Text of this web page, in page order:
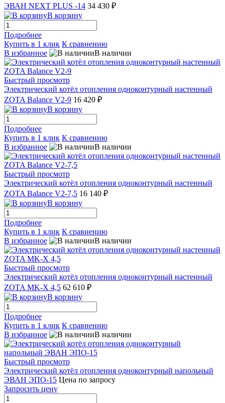
ЭВАН NEXT PLUS -14 34 430 ₽
В корзину
Подробнее
Купить в 1 клик К сравнению
В избранное
В наличии
Быстрый просмотр
Электрический котёл отопления одноконтурный настенный
ZOTA Balance V2-9 16 420 ₽
В корзину
Подробнее
Купить в 1 клик К сравнению
В избранное
В наличии
Быстрый просмотр
Электрический котёл отопления одноконтурный настенный
ZOTA Balance V2-7,5 16 140 ₽
В корзину
Подробнее
Купить в 1 клик К сравнению
В избранное
В наличии
Быстрый просмотр
Электрический котёл отопления одноконтурный настенный
ZOTA MK-X 4,5 62 610 ₽
В корзину
Подробнее
Купить в 1 клик К сравнению
В избранное
В наличии
Быстрый просмотр
Электрический котёл отопления одноконтурный напольный
ЭВАН ЭПО-15 Цена по запросу
Запросить цену